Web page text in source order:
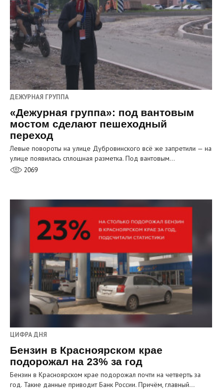
ДЕЖУРНАЯ ГРУППА
«Дежурная группа»: под вантовым
мостом сделают пешеходный
переход
Левые повороты на улице Дубровинского всё же запретили — на
улице появилась сплошная разметка. Под вантовым…
2069
ЦИФРА ДНЯ
Бензин в Красноярском крае
подорожал на 23% за год
Бензин в Красноярском крае подорожал почти на четверть за
год. Такие данные приводит Банк России. Причём, главный…